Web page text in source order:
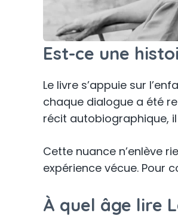
Est-ce une
Le livre s’appuie sur
chaque dialogue a été
récit autobiographique,
Cette nuance n’enlève
expérience vécue. Pour
À quel âge lire